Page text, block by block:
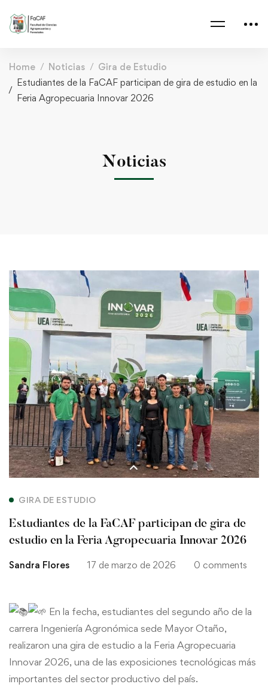
Home Noticias
Gira de Estudio
Estudiantes de la FaCAF participan de gira de estudio en la
Feria Agropecuaria Innovar 2026
Noticias
Estudiantes
de
la
FaCAF
participan
de
gira
de
estudio
en
la
Feria
Agropecuaria
Innovar
2026
GIRA DE ESTUDIO
Estudiantes de la FaCAF participan de gira de
estudio en la Feria Agropecuaria Innovar 2026
Sandra Flores 17 de marzo de 2026 0 comments
En la fecha, estudiantes del segundo año de la
carrera Ingeniería Agronómica sede Mayor Otaño,
realizaron una gira de estudio a la Feria Agropecuaria
Innovar 2026, una de las exposiciones tecnológicas más
importantes del sector productivo del país.